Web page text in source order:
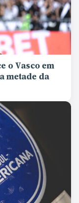
o Vasco em
metade da